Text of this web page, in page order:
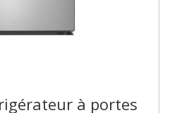
à portes